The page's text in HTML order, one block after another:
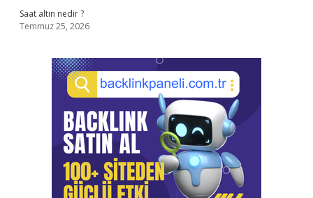
Saat altın nedir ?
Temmuz 25, 2026